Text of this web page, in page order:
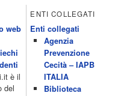
All News 19.05 The
20.00 Inbox 21.00 Code
Telefilm:Starsky & Hutch
voi 12.25 Studio
animati 14.30 I Simpson
web
è il
del
ENTI COLLEGATI
Enti collegati
Agenzia
Prevenzione
Cecità – IAPB
ITALIA
Biblioteca